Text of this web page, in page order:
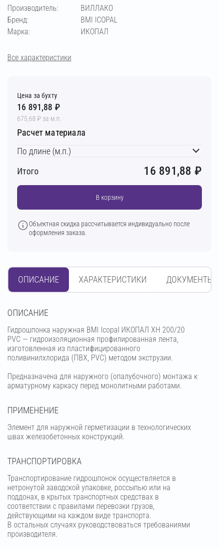
Производитель:
ВИЛЛАКО
Бренд:
BMI ICOPAL
Марка:
ИКОПАЛ
Все характеристики
Цена за бухту
16 891,88 ₽
675,68 ₽ за м.п.
Расчет материала
По длине (м.п.)
Итого
16 891,88 ₽
В корзину
Объектная скидка рассчитывается индивидуально после
оформления заказа.
ОПИСАНИЕ ХАРАКТЕРИСТИКИ ДОКУМЕНТЫ
OПИСАНИЕ
Гидрошпонка наружная BMI Icopal ИКОПАЛ ХН 200/20
PVC — гидроизоляционная профилированная лента,
изготовленная из пластифицированного
поливинилхлорида (ПВХ, PVC) методом экструзии.
Предназначена для наружного (опалубочного) монтажа к
арматурному каркасу перед монолитными работами.
ПРИМЕНЕНИЕ
Элемент для наружной герметизации в технологических
швах железобетонных конструкций.
ТРАНСПОРТИРОВКА
Транспортирование гидрошпонок осуществляется в
нетронутой заводской упаковке, россыпью или на
поддонах, в крытых транспортных средствах в
соответствии с правилами перевозки грузов,
действующими на каждом виде транспорта.
В остальных случаях руководствоваться требованиями
производителя.